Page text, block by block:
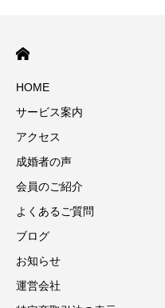
HOME
サービス案内
アクセス
成婚者の声
会員のご紹介
よくあるご質問
ブログ
お知らせ
運営会社